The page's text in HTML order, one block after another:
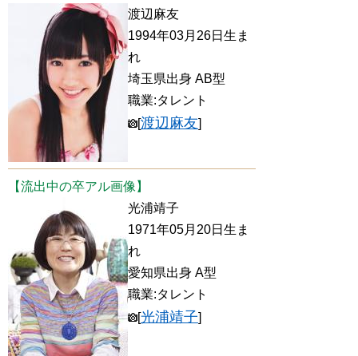
渡辺麻友
1994年03月26日生ま
れ
埼玉県出身 AB型
職業:タレント
[渡辺麻友]
【流出中の卒アル画像】
光浦靖子
1971年05月20日生ま
れ
愛知県出身 A型
職業:タレント
[光浦靖子]